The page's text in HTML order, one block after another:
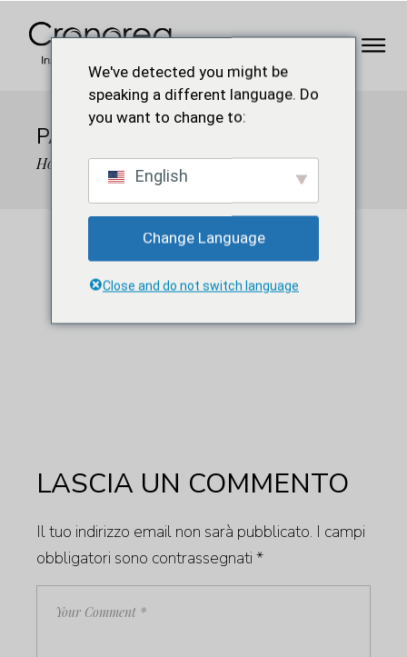
PAR-4161215_640
Home Solidarity faith par-4161215_640
LASCIA UN COMMENTO
Il tuo indirizzo email non sarà pubblicato. I campi
obbligatori sono contrassegnati*
We've detected you might be
speaking a different language. Do
you want to change to:
English
Change Language
Close and do not switch language